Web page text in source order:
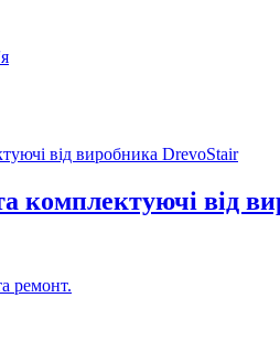
комплектуючі від
ремонт.